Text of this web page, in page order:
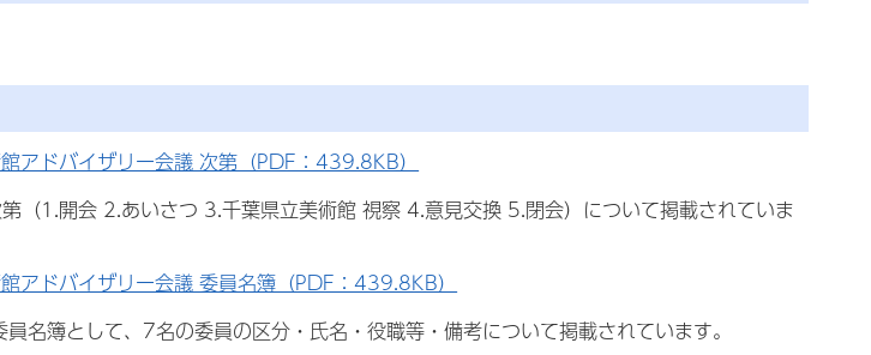
アドバイザリー会議 次第（PDF：439.8KB）
（1.開会 2.あいさつ 3.千葉県立美術館 視察 4.意見交換 5.閉会）について掲載されていま
アドバイザリー会議 委員名簿（PDF：439.8KB）
名簿として、7名の委員の区分・氏名・役職等・備考について掲載されています。